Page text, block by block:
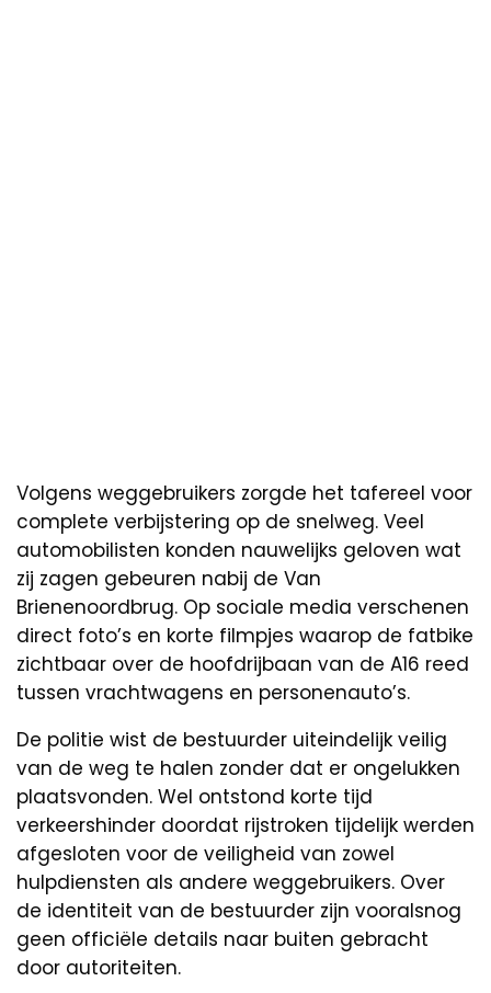
Volgens weggebruikers zorgde het tafereel voor
complete verbijstering op de snelweg. Veel
automobilisten konden nauwelijks geloven wat
zij zagen gebeuren nabij de Van
Brienenoordbrug. Op sociale media verschenen
direct foto’s en korte filmpjes waarop de fatbike
zichtbaar over de hoofdrijbaan van de A16 reed
tussen vrachtwagens en personenauto’s.
De politie wist de bestuurder uiteindelijk veilig
van de weg te halen zonder dat er ongelukken
plaatsvonden. Wel ontstond korte tijd
verkeershinder doordat rijstroken tijdelijk werden
afgesloten voor de veiligheid van zowel
hulpdiensten als andere weggebruikers. Over
de identiteit van de bestuurder zijn vooralsnog
geen officiële details naar buiten gebracht
door autoriteiten.